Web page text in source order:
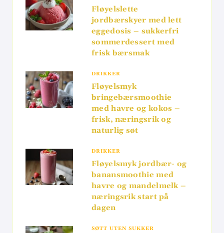
Fløyelslette
jordbærskyer med lett
eggedosis – sukkerfri
sommerdessert med
frisk bærsmak
DRIKKER
Fløyelsmyk
bringebærsmoothie
med havre og kokos –
frisk, næringsrik og
naturlig søt
DRIKKER
Fløyelsmyk jordbær- og
banansmoothie med
havre og mandelmelk –
næringsrik start på
dagen
SØTT UTEN SUKKER